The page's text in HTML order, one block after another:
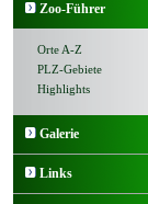
Zoo-Führer
Orte A-Z
PLZ-Gebiete
Highlights
Galerie
Links